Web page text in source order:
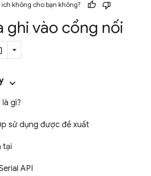
không cho bạn không?
ghi vào cổng nối
là gì?
sử dụng được đề xuất
tại
API